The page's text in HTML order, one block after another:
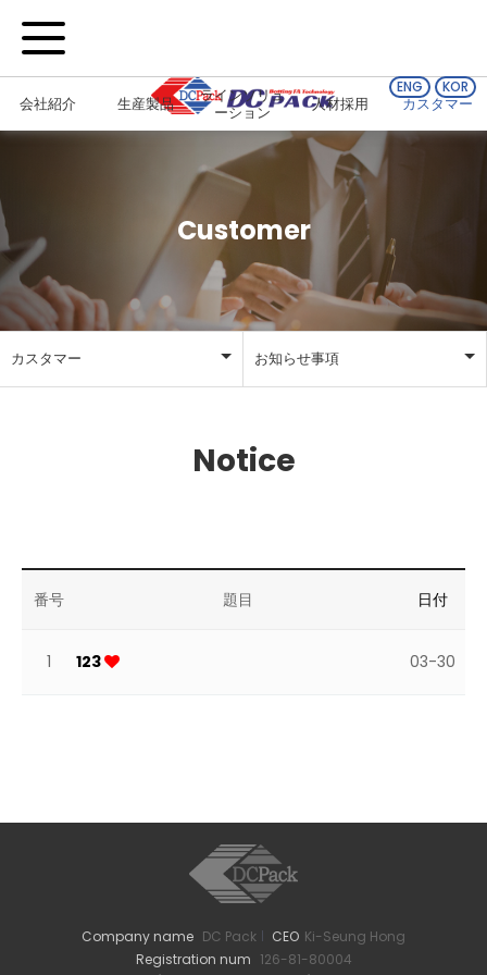
会社紹介 生産製品
ラインソリュ
ーション
人材採用 カスタマー
ENG KOR
Customer
カスタマー
カスタマー
お知らせ事項
資料室
Notice
番号 題目 日付
1 123 03-30
Company name DC Pack CEO Ki-Seung Hong
Registration num 126-81-80004